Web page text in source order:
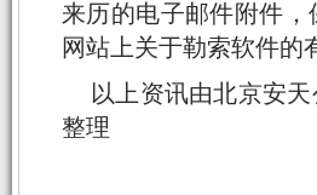
来历的电子邮件附件
网站上关于勒索软件的
以上资讯由北京安
整理